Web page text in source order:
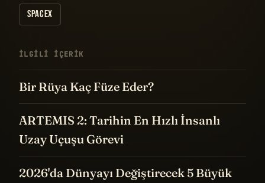
SPACEX
İLGILI IÇERIK
Bir Rüya Kaç Füze Eder?
ARTEMIS 2: Tarihin En Hızlı İnsanlı
Uzay Uçuşu Görevi
2026'da Dünyayı Değiştirecek 5 Büyük